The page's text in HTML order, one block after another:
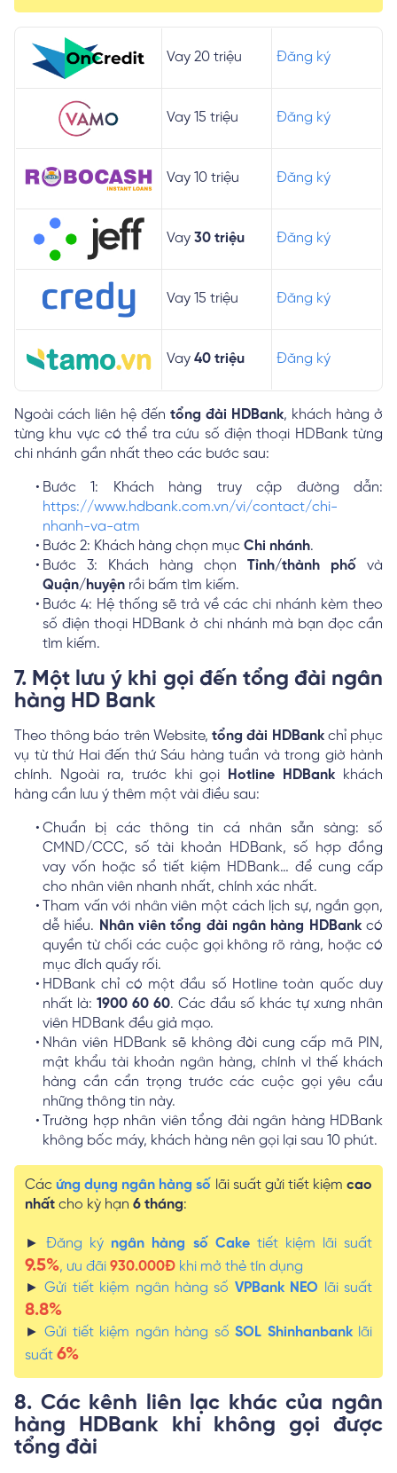
Vay 20 triệu Đăng ký
Vay 15 triệu Đăng ký
Vay 10 triệu Đăng ký
Vay 30 triệu Đăng ký
Vay 15 triệu Đăng ký
Vay 40 triệu Đăng ký
Ngoài cách liên hệ đến tổng đài HDBank, khách hàng ở
từng khu vực có thể tra cứu số điện thoại HDBank từng
chi nhánh gần nhất theo các bước sau:
Bước 1: Khách hàng truy cập đường dẫn:
https://www.hdbank.com.vn/vi/contact/chi-
nhanh-va-atm
Bước 2: Khách hàng chọn mục Chi nhánh.
Bước 3: Khách hàng chọn Tỉnh/thành phố và
Quận/huyện rồi bấm tìm kiếm.
Bước 4: Hệ thống sẽ trả về các chi nhánh kèm theo
số điện thoại HDBank ở chi nhánh mà bạn đọc cần
tìm kiếm.
7. Một lưu ý khi gọi đến tổng đài ngân
hàng HD Bank
Theo thông báo trên Website,tổng đài HDBank chỉ phục
vụ từ thứ Hai đến thứ Sáu hàng tuần và trong giờ hành
chính. Ngoài ra, trước khi gọi Hotline HDBank khách
hàng cần lưu ý thêm một vài điều sau:
Chuẩn bị các thông tin cá nhân sẵn sàng: số
CMND/CCC, số tài khoản HDBank, số hợp đồng
vay vốn hoặc sổ tiết kiệm HDBank… để cung cấp
cho nhân viên nhanh nhất, chính xác nhất.
Tham vấn với nhân viên một cách lịch sự, ngắn gọn,
dễ hiểu. Nhân viên tổng đài ngân hàng HDBankcó
quyền từ chối các cuộc gọi không rõ ràng, hoặc có
mục đích quấy rối.
HDBank chỉ có một đầu số Hotline toàn quốc duy
nhất là: 1900 60 60. Các đầu số khác tự xưng nhân
viên HDBank đều giả mạo.
Nhân viên HDBank sẽ không đòi cung cấp mã PIN,
mật khẩu tài khoản ngân hàng, chính vì thế khách
hàng cần cẩn trọng trước các cuộc gọi yêu cầu
những thông tin này.
Trường hợp nhân viên tổng đài ngân hàng HDBank
không bốc máy, khách hàng nên gọi lại sau 10 phút.
Cácứng dụng ngân hàng số lãi suất gửi tiết kiệmcao
nhất cho kỳ hạn 6 tháng:
►Đăng ký ngân hàng số Caketiết kiệm lãi suất
9.5%, ưu đãi 930.000Đ khi mở thẻ tín dụng
►Gửi tiết kiệm ngân hàng số VPBank NEO lãi suất
8.8%
►Gửi tiết kiệm ngân hàng sốSOL Shinhanbanklãi
suất 6%
8. Các kênh liên lạc khác của ngân
hàng HDBank khi không gọi được
tổng đài